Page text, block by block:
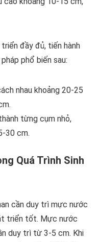
đầy đủ, tiến hành
phổ biến sau:
nhau khoảng 20-25
từng cụm nhỏ,
30 cm.
Quá Trình Sinh
cần duy trì mực nước
triển tốt. Mực nước
duy trì từ 3-5 cm. Khi